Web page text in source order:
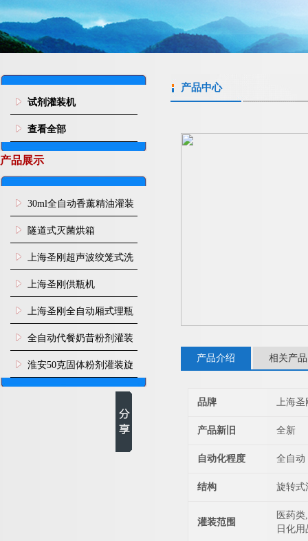
试剂灌装机
查看全部
产品展示
30ml全自动香薰精油灌装
旋盖机
隧道式灭菌烘箱
上海圣刚超声波绞笼式洗
瓶机
上海圣刚供瓶机
上海圣刚全自动厢式理瓶
机
全自动代餐奶昔粉剂灌装
生产线
淮安50克固体粉剂灌装旋
盖机
产品中心
产品介绍 相关产品
品牌 上海圣
产品新旧 全新
自动化程度 全自动
结构 旋转式
灌装范围
医药
日化